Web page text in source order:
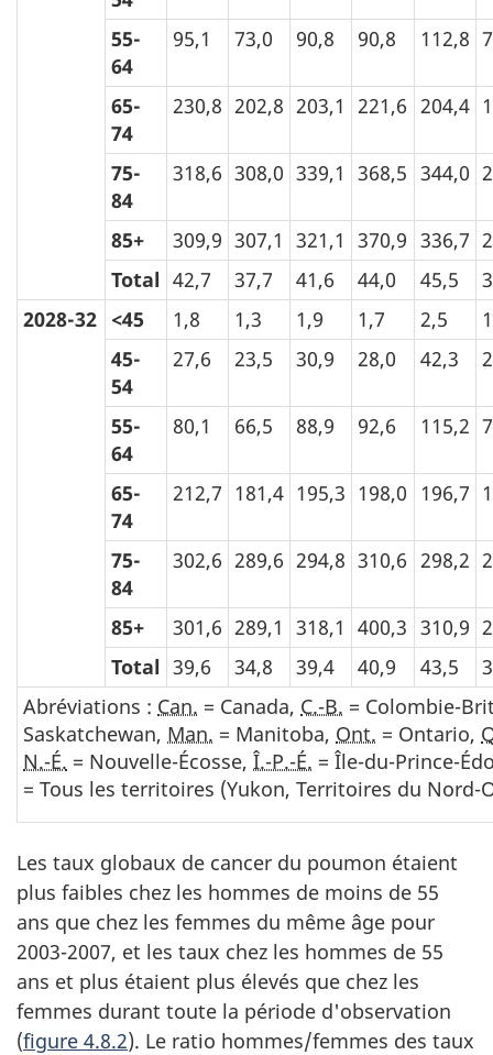
55-
64
95,1 73,0 90,8 90,8 112,8
65-
74
230,8 202,8 203,1 221,6 204,4
75-
84
318,6 308,0 339,1 368,5 344,0
85+ 309,9 307,1 321,1 370,9 336,7
Total 42,7 37,7 41,6 44,0 45,5
2028-32 <45 1,8 1,3 1,9 1,7 2,5
45-
54
27,6 23,5 30,9 28,0 42,3
55-
64
80,1 66,5 88,9 92,6 115,2
65-
74
212,7 181,4 195,3 198,0 196,7
75-
84
302,6 289,6 294,8 310,6 298,2
85+ 301,6 289,1 318,1 400,3 310,9
Total 39,6 34,8 39,4 40,9 43,5
Abréviations : Can. = Canada, C.-B. = Colombie-
Saskatchewan, Man. = Manitoba, Ont. = Ontario,
N.-É. = Nouvelle-Écosse, Î.-P.-É. = Île-du-Prince-
= Tous les territoires (Yukon, Territoires du Nord-
Les taux globaux de cancer du poumon étaient
plus faibles chez les hommes de moins de 55
ans que chez les femmes du même âge pour
2003-2007, et les taux chez les hommes de 55
ans et plus étaient plus élevés que chez les
femmes durant toute la période d'observation
(figure 4.8.2). Le ratio hommes/femmes des taux